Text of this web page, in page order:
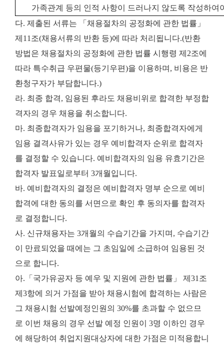
가족관계 등의 인적 사항이 드러나지 않도록 작성하여
다. 제출된 서류는 「채용절차의 공정화에 관한 법률」
제11조(채용서류의 반환 등)에 따라 처리됩니다.(반환
방법은 채용절차의 공정화에 관한 법률 시행령 제2조에
따라 특수취급 우편물(등기우편)을 이용하며, 비용은 반
환청구자가 부담합니다.)
라. 최종 합격, 임용된 후라도 채용비위로 합격한 부정합
격자의 경우 채용을 취소합니다.
마. 최종합격자가 임용을 포기하거나, 최종합격자에게
임용 결격사유가 있는 경우 예비합격자 순위로 합격자
를 결정할 수 있습니다. 예비합격자의 임용 유효기간은
합격자 발표일로부터 3개월입니다.
바. 예비합격자의 결정은 예비합격자 명부 순으로 예비
합격에 대한 동의를 서면으로 확인 후 동의자를 합격자
로 결정합니다.
사. 신규채용자는 3개월의 수습기간을 가지며, 수습기간
이 만료되었을 때에는 그 초임일에 소급하여 임용된 것
으로 합니다.
아.「국가유공자 등 예우 및 지원에 관한 법률」 제31조
제3항에 의거 가점을 받아 채용시험에 합격하는 사람은
그 채용시험 선발예정인원의 30%를 초과할 수 없으므
로 이번 채용의 경우 선발 예정 인원이 3명 이하인 경우
에 해당하여 취업지원대상자에 대한 가점은 미적용합니